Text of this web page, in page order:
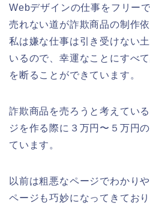
Webデザインの仕事をフリー
売れない道が詐欺商品の制作依
私は嫌な仕事は引き受けない
いるので、幸運なことにすべ
を断ることができています。
詐欺商品を売ろうと考えてい
ジを作る際に３万円〜５万円
ています。
以前は粗悪なページでわかり
ページも巧妙になってきており